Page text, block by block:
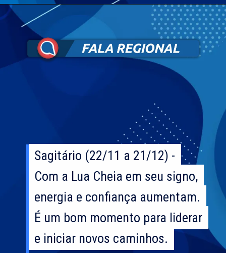
Sagitário (22/11 a 21/12) -
Com a Lua Cheia em seu signo,
energia e confiança aumentam.
É um bom momento para liderar
e iniciar novos caminhos.
Sagitário (22/11 a 21/12) -
Com a Lua Cheia em seu signo,
energia e confiança aumentam.
É um bom momento para liderar
e iniciar novos caminhos.